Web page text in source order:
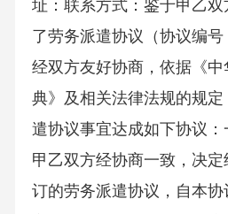
址：联系方式：鉴于甲乙
了劳务派遣协议（协议编
经双方友好协商，依据《
典》及相关法律法规的规
遣协议事宜达成如下协议：
甲乙双方经协商一致，决
订的劳务派遣协议，自本